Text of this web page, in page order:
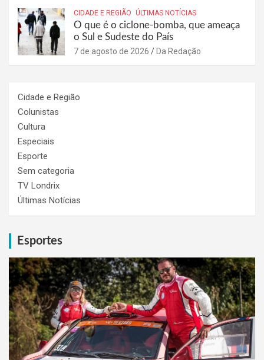
CIDADE E REGIÃO ÚLTIMAS NOTÍCIAS
O que é o ciclone-bomba, que ameaça
o Sul e Sudeste do País
7 de agosto de 2026 Da Redação
Cidade e Região
Colunistas
Cultura
Especiais
Esporte
Sem categoria
TV Londrix
Últimas Notícias
Esportes